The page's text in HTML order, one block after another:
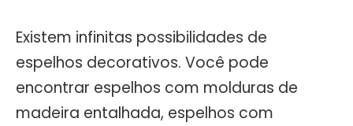
Existem infinitas possibilidades de
espelhos decorativos. Você pode
encontrar espelhos com molduras de
madeira entalhada, espelhos com